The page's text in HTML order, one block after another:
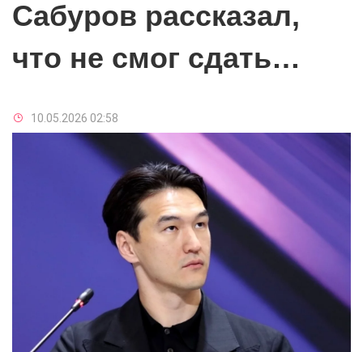
Сабуров рассказал,
что не смог сдать
России
10.05.2026 02:58